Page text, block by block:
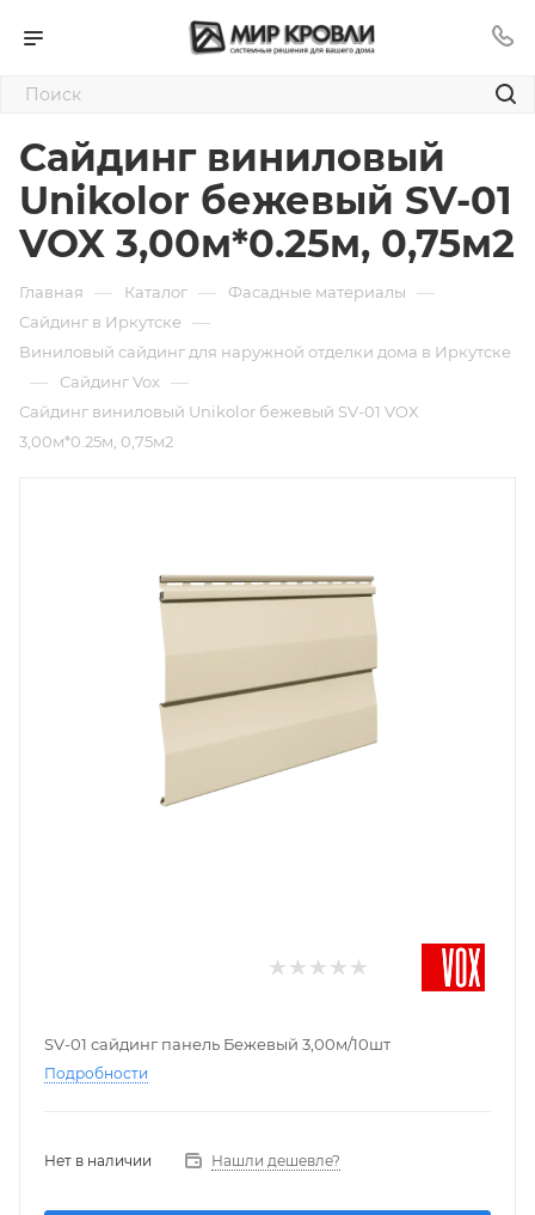
Сайдинг виниловый
Unikolor бежевый SV-01
VOX 3,00м*0.25м, 0,75м2
Главная — Каталог — Фасадные материалы —
Сайдинг в Иркутске —
Виниловый сайдинг для наружной отделки дома в Иркутске
— Cайдинг Vox —
Сайдинг виниловый Unikolor бежевый SV-01 VOX
3,00м*0.25м, 0,75м2
SV-01 сайдинг панель Бежевый 3,00м/10шт
Подробности
Нет в наличии Нашли дешевле?